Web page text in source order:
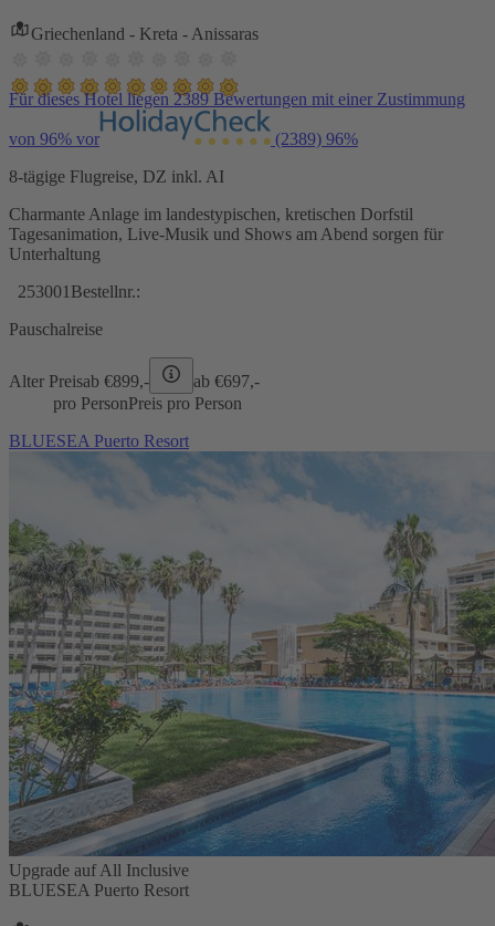
Griechenland - Kreta - Anissaras
Für dieses Hotel liegen 2389 Bewertungen mit einer Zustimmung
von 96% vor (2389) 96%
8-tägige Flugreise, DZ inkl. AI
Charmante Anlage im landestypischen, kretischen Dorfstil
Tagesanimation, Live-Musik und Shows am Abend sorgen für
Unterhaltung
253001 Bestellnr.:
Pauschalreise
Alter Preisab €899,- ab €697,-
pro PersonPreis pro Person
BLUESEA Puerto Resort
Upgrade auf All Inclusive
BLUESEA Puerto Resort